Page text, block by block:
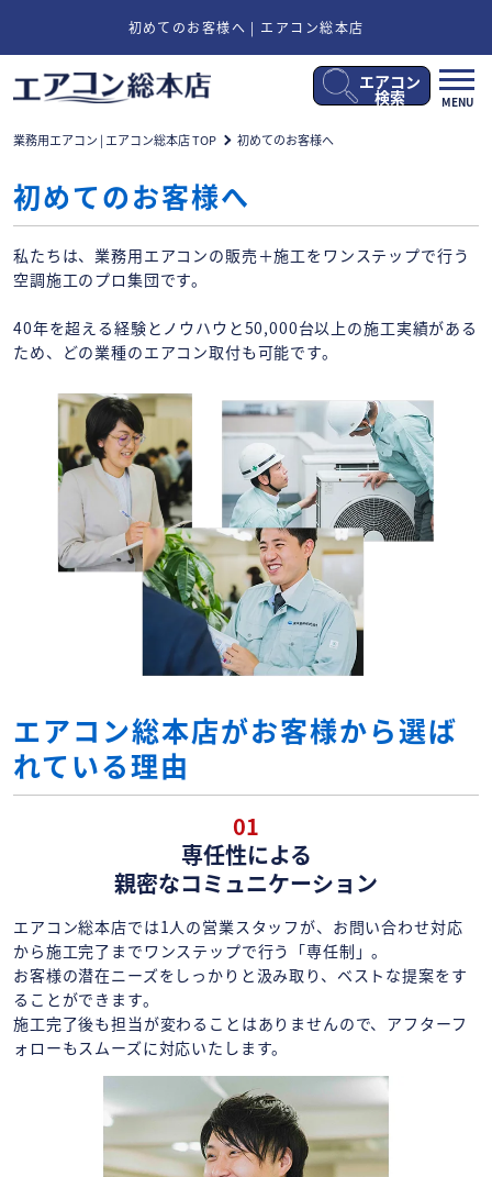
初めてのお客様へ | エアコン総本店
メ
ニ
MENU
エアコン
検索
業務用エアコン | エアコン総本店 TOP 初めてのお客様へ
初めてのお客様へ
私たちは、業務用エアコンの販売＋施工をワンステップで行う
空調施工のプロ集団です。
40年を超える経験とノウハウと50,000台以上の施工実績がある
ため、どの業種のエアコン取付も可能です。
エアコン総本店がお客様から選ば
れている理由
01
専任性による
親密なコミュニケーション
エアコン総本店では1人の営業スタッフが、お問い合わせ対応
から施工完了までワンステップで行う「専任制」。
お客様の潜在ニーズをしっかりと汲み取り、ベストな提案をす
ることができます。
施工完了後も担当が変わることはありませんので、アフターフ
ォローもスムーズに対応いたします。